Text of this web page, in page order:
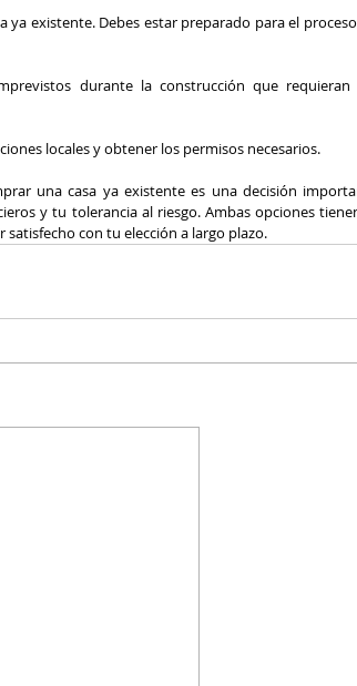
existente. Debes estar preparado para el
durante la construcción que
locales y obtener los permisos necesarios.
una casa ya existente es una decisión
y tu tolerancia al riesgo. Ambas opciones
con tu elección a largo plazo.